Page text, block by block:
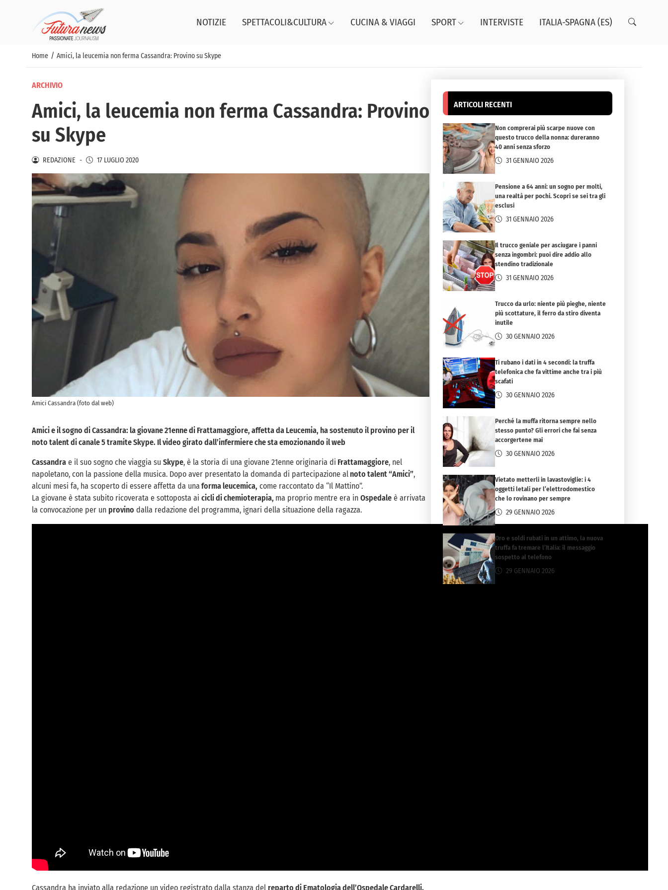
NOTIZIE SPETTACOLI&CULTURA CUCINA & VIAGGI SPORT INTERVISTE ITALIA-SPAGNA (ES)
Home / Amici, la leucemia non ferma Cassandra: Provino su Skype
ARCHIVIO
Amici, la leucemia non ferma Cassandra: Provino
su Skype
REDAZIONE - 17 LUGLIO 2020
Amici Cassandra (foto dal web)
Amici e il sogno di Cassandra: la giovane 21enne di Frattamaggiore, affetta da Leucemia, ha sostenuto il provino per il
noto talent di canale 5 tramite Skype. Il video girato dall’infermiere che sta emozionando il web
Cassandra e il suo sogno che viaggia su Skype, è la storia di una giovane 21enne originaria di Frattamaggiore, nel
napoletano, con la passione della musica. Dopo aver presentato la domanda di partecipazione al noto talent “Amici”,
alcuni mesi fa, ha scoperto di essere affetta da una forma leucemica, come raccontato da “Il Mattino”.
La giovane è stata subito ricoverata e sottoposta ai cicli di chemioterapia, ma proprio mentre era in Ospedale è arrivata
la convocazione per un provino dalla redazione del programma, ignari della situazione della ragazza.
Cassandra ha inviato alla redazione un video registrato dalla stanza del reparto di Ematologia dell’Ospedale Cardarelli.
ARTICOLI RECENTI
Non comprerai più scarpe nuove con
questo trucco della nonna: dureranno
40 anni senza sforzo
31 GENNAIO 2026
Pensione a 64 anni: un sogno per molti,
una realtà per pochi. Scopri se sei tra gli
esclusi
31 GENNAIO 2026
Il trucco geniale per asciugare i panni
senza ingombri: puoi dire addio allo
stendino tradizionale
31 GENNAIO 2026
Trucco da urlo: niente più pieghe, niente
più scottature, il ferro da stiro diventa
inutile
30 GENNAIO 2026
Ti rubano i dati in 4 secondi: la truffa
telefonica che fa vittime anche tra i più
scafati
30 GENNAIO 2026
Perché la muffa ritorna sempre nello
stesso punto? Gli errori che fai senza
accorgertene mai
30 GENNAIO 2026
Vietato metterli in lavastoviglie: i 4
oggetti letali per l’elettrodomestico
che lo rovinano per sempre
29 GENNAIO 2026
Oro e soldi rubati in un attimo, la nuova
truffa fa tremare l’Italia: il messaggio
sospetto al telefono
29 GENNAIO 2026